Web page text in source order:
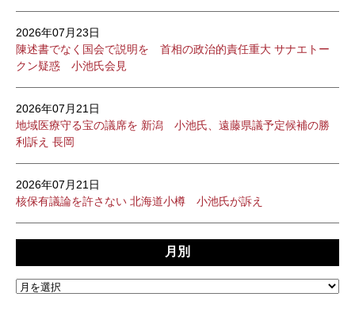
2026年07月23日
陳述書でなく国会で説明を 首相の政治的責任重大 サナエトー
クン疑惑 小池氏会見
2026年07月21日
地域医療守る宝の議席を 新潟 小池氏、遠藤県議予定候補の勝
利訴え 長岡
2026年07月21日
核保有議論を許さない 北海道小樽 小池氏が訴え
月別